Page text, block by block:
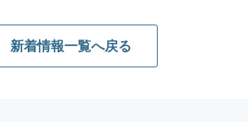
新着情報一覧へ戻る